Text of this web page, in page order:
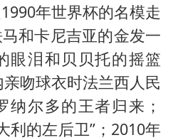
年世界杯的名模走
和卡尼吉亚的金发一
眼泪和贝贝托的摇篮
吻球衣时法兰西人民
纳尔多的王者归来；
利的左后卫”；2010年